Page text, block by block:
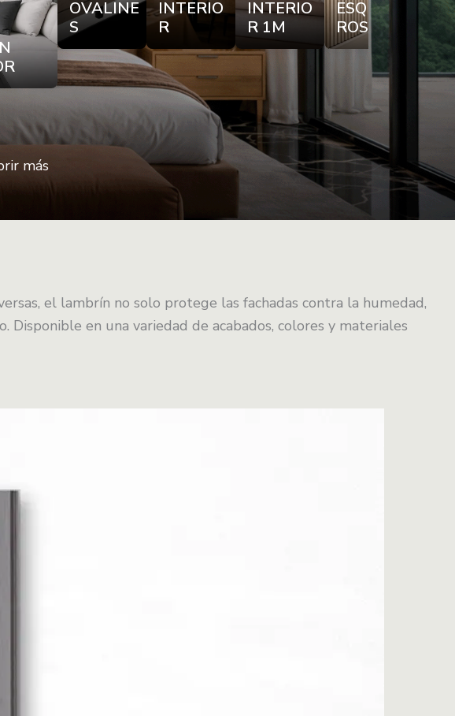
OVALINE
S
INTERIO
R
INTERIO
R 1M
ESQUINE
ROS
más
el lambrín no solo protege las fachadas contra la humedad,
en una variedad de acabados, colores y materiales